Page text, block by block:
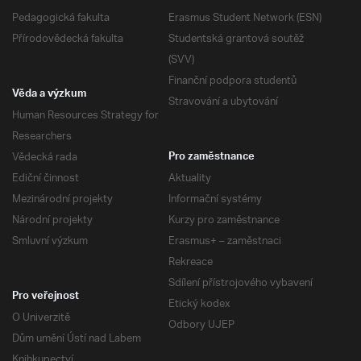
Pedagogická fakulta
Přírodovědecká fakulta
Erasmus Student Network (ESN)
Studentská grantová soutěž
(SVV)
Finanční podpora studentů
Stravování a ubytování
Věda a výzkum
Human Resources Strategy for
Researchers
Vědecká rada
Ediční činnost
Mezinárodní projekty
Národní projekty
Smluvní výzkum
Pro zaměstnance
Aktuality
Informační systémy
Kurzy pro zaměstnance
Erasmus+ – zaměstnaci
Rekreace
Sdílení přístrojového vybavení
Etický kodex
Odbory UJEP
Pro veřejnost
O Univerzitě
Dům umění Ústí nad Labem